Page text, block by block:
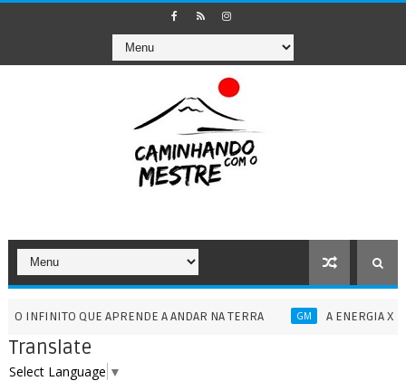
QUE APRENDE A ANDAR NA TERRA GM A ENERGIA
Translate
Select Language ▼